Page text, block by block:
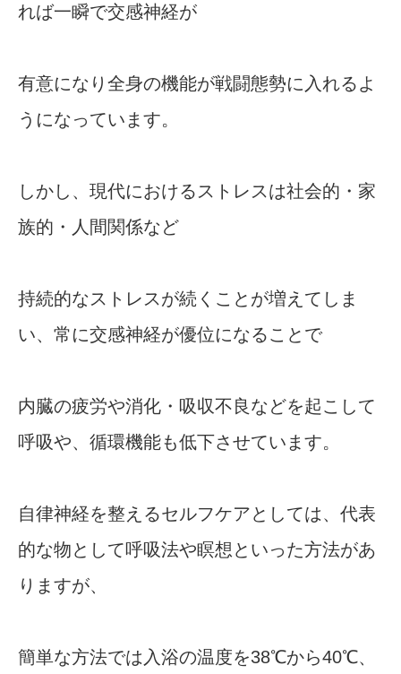
れば一瞬で交感神経が
有意になり全身の機能が戦闘態勢に入れるよ
うになっています。
しかし、現代におけるストレスは社会的・家
族的・人間関係など
持続的なストレスが続くことが増えてしま
い、常に交感神経が優位になることで
内臓の疲労や消化・吸収不良などを起こして
呼吸や、循環機能も低下させています。
自律神経を整えるセルフケアとしては、代表
的な物として呼吸法や瞑想といった方法があ
りますが、
簡単な方法では入浴の温度を38℃から40℃、